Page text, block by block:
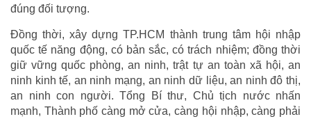
đúng đối tượng.
Đồng thời, xây dựng TP.HCM thành trung tâm hội nhập
quốc tế năng động, có bản sắc, có trách nhiệm; đồng thời
giữ vững quốc phòng, an ninh, trật tự an toàn xã hội, an
ninh kinh tế, an ninh mạng, an ninh dữ liệu, an ninh đô thị,
an ninh con người. Tổng Bí thư, Chủ tịch nước nhấn
mạnh, Thành phố càng mở cửa, càng hội nhập, càng phải